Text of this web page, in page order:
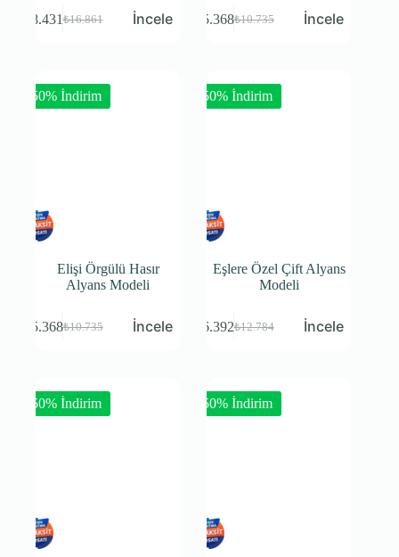
₺16.861
8.431 ₺10.735
5.368
-50% İndirim
Elişi Örgülü Hasır
Alyans Modeli
₺10.735
5.368
-50% İndirim
Eşlere Özel Çift Alyans
Modeli
₺12.784
6.392
-50% İndirim -50% İndirim